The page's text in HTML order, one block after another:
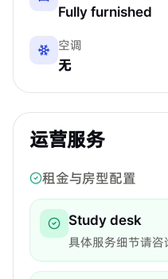
Fully furnished
空调
无
运营服务
租金与房型配置
Study desk
具体服务细节请咨